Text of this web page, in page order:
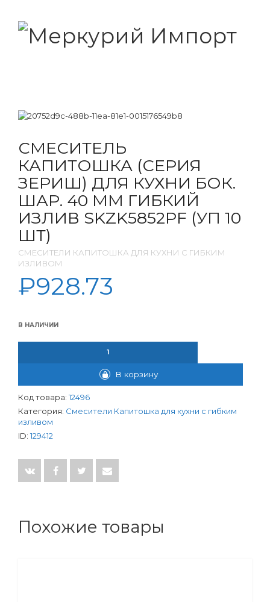
СМЕСИТЕЛЬ
КАПИТОШКА (СЕРИЯ
ЗЕРИШ) ДЛЯ КУХНИ БОК.
ШАР. 40 ММ ГИБКИЙ
ИЗЛИВ SKZK5852PF (УП 10
ШТ)
СМЕСИТЕЛИ КАПИТОШКА ДЛЯ КУХНИ С ГИБКИМ
ИЗЛИВОМ
₽928.73
В НАЛИЧИИ
В корзину
Код товара: 12496
Категория: Смесители Капитошка для кухни с гибким
изливом
ID: 129412
Похожие товары